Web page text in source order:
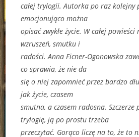
całej trylogii. Autorka po raz kolejny
emocjonująco można
opisać zwykłe życie. W całej
wzruszeń, smutku i
radości. Anna Ficner-Ogonowska
co sprawia, że nie da
się o niej zapomnieć przez bardzo
jak życie, czasem
smutna, a czasem radosna. Szczerze
trylogię, ją po prostu trzeba
przeczytać. Gorąco liczę na to, że to